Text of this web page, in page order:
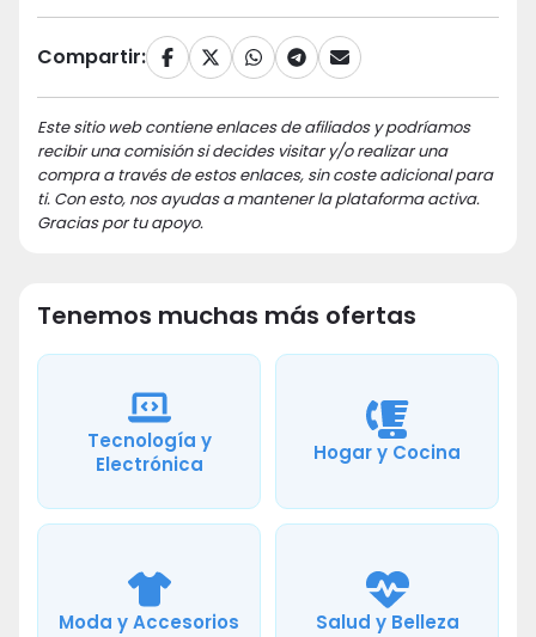
Compartir:
Este sitio web contiene enlaces de afiliados y podríamos
recibir una comisión si decides visitar y/o realizar una
compra a través de estos enlaces, sin coste adicional para
ti. Con esto, nos ayudas a mantener la plataforma activa.
Gracias por tu apoyo.
Tenemos muchas más ofertas
Tecnología y
Electrónica
Hogar y Cocina
Moda y Accesorios Salud y Belleza